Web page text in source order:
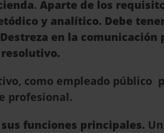
. Aparte de los
y analítico. Debe
en la comunicación
como empleado público
profesional.
funciones principales.